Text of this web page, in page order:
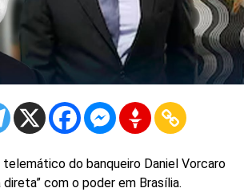
do banqueiro Daniel Vorcaro
direta” com o poder em Brasília.